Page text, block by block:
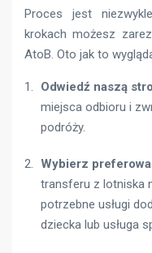
Proces jest
krokach możesz
AtoB. Oto jak to
Odwiedź naszą
miejsca odbioru i
podróży.
Wybierz
transferu z lotniska
potrzebne usługi
dziecka lub usługa